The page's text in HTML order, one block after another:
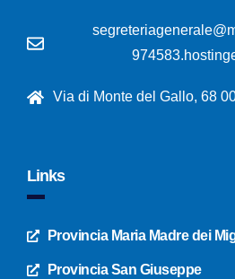
Via di Monte del Gallo, 68
Links
Provincia Maria Madre dei
Provincia San Giuseppe